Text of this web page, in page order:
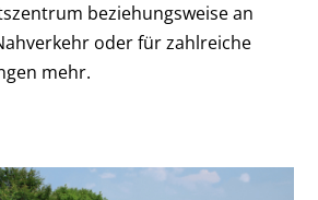
beziehungsweise an
oder für zahlreiche
mehr.